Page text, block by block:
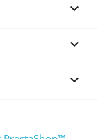


